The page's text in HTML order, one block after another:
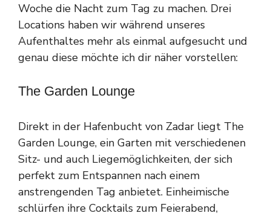
Woche die Nacht zum Tag zu machen. Drei
Locations haben wir während unseres
Aufenthaltes mehr als einmal aufgesucht und
genau diese möchte ich dir näher vorstellen:
The Garden Lounge
Direkt in der Hafenbucht von Zadar liegt The
Garden Lounge, ein Garten mit verschiedenen
Sitz- und auch Liegemöglichkeiten, der sich
perfekt zum Entspannen nach einem
anstrengenden Tag anbietet. Einheimische
schlürfen ihre Cocktails zum Feierabend,